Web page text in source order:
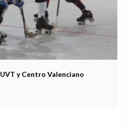
y Centro Valenciano